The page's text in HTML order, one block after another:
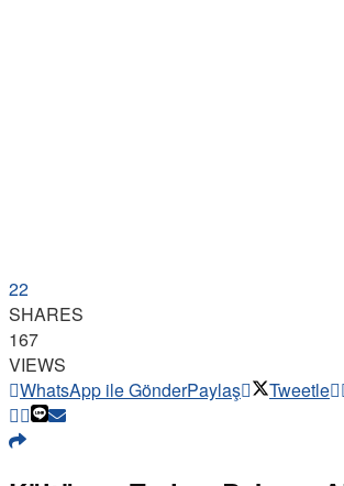
22
SHARES
167
VIEWS
WhatsApp ile GönderPaylaş Tweetle